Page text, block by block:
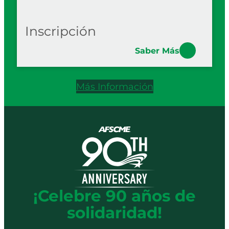
Inscripción
Saber Más
Más Información
¡Celebre 90 años de
solidaridad!